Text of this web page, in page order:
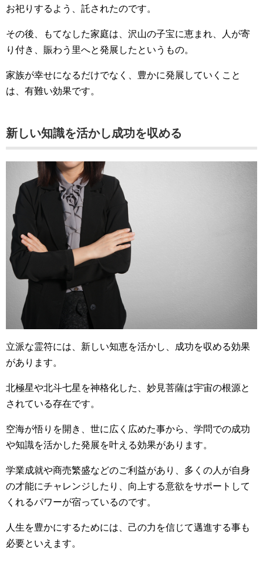
お祀りするよう、託されたのです。
その後、もてなした家庭は、沢山の子宝に恵まれ、人が寄
り付き、賑わう里へと発展したというもの。
家族が幸せになるだけでなく、豊かに発展していくこと
は、有難い効果です。
新しい知識を活かし成功を収める
立派な霊符には、新しい知恵を活かし、成功を収める効果
があります。
北極星や北斗七星を神格化した、妙見菩薩は宇宙の根源と
されている存在です。
空海が悟りを開き、世に広く広めた事から、学問での成功
や知識を活かした発展を叶える効果があります。
学業成就や商売繁盛などのご利益があり、多くの人が自身
の才能にチャレンジしたり、向上する意欲をサポートして
くれるパワーが宿っているのです。
人生を豊かにするためには、己の力を信じて邁進する事も
必要といえます。